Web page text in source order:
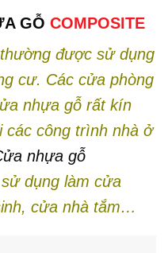
GỖ COMPOSITE
được sử dụng
cư. Các cửa phòng
nhựa gỗ rất kín
các công trình nhà ở
nhựa gỗ
dụng làm cửa
cửa nhà tắm…